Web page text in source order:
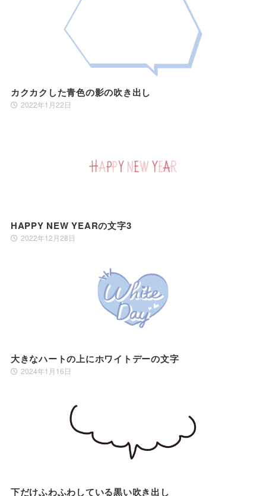
カクカクした青色の影の吹き出し
2022年1月22日
HAPPY NEW YEARの文字3
2022年12月28日
大きなハートの上にホワイトデーの文字
2024年1月16日
下だけふわふわしている黒い吹き出し